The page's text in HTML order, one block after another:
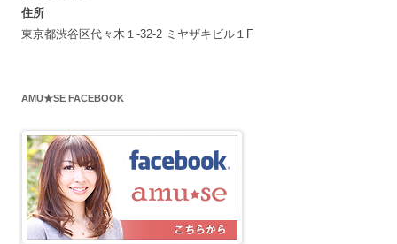
住所
東京都渋谷区代々木１-32-2 ミヤザキビル１F
AMU★SE FACEBOOK